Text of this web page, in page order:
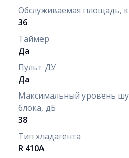
Обслуживаемая площадь,
36
Таймер
Да
Пульт ДУ
Да
Максимальный уровень
блока, дБ
38
Тип хладагента
R 410A